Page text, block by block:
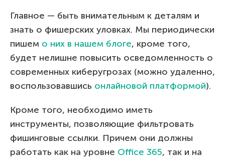
Главное — быть внимательным к деталям и
знать о фишерских уловках. Мы периодически
пишем о них в нашем блоге, кроме того,
будет нелишне повысить осведомленность о
современных киберугрозах (можно удаленно,
воспользовавшись онлайновой платформой).
Кроме того, необходимо иметь
инструменты, позволяющие фильтровать
фишинговые ссылки. Причем они должны
работать как на уровне Office 365, так и на